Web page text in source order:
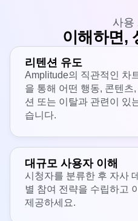
사용
이해하면,
리텐션 유도
Amplitude의 직관적인 차
을 통해 어떤 행동, 콘텐츠
션 또는 이탈과 관련이 있
습니다.
대규모 사용자 이해
시청자를 분류한 후 자사
별 참여 전략을 수립하고
제공하세요.